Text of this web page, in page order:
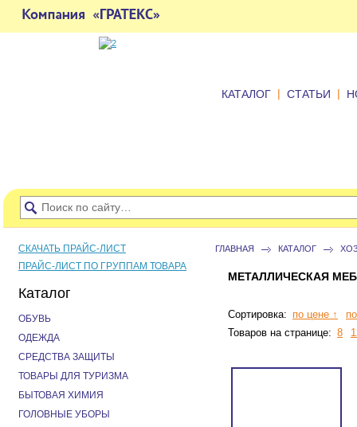
КАТАЛОГ | СТАТЬИ |
ГЛАВНАЯ КАТАЛОГ
МЕТАЛЛИЧЕСКАЯ
Сортировка: по цене ↑
Товаров на странице: 8
СКАЧАТЬ ПРАЙС-ЛИСТ
ПРАЙС-ЛИСТ ПО ГРУППАМ ТОВАРА
Каталог
ОБУВЬ
ОДЕЖДА
СРЕДСТВА ЗАЩИТЫ
ТОВАРЫ ДЛЯ ТУРИЗМА
БЫТОВАЯ ХИМИЯ
ГОЛОВНЫЕ УБОРЫ